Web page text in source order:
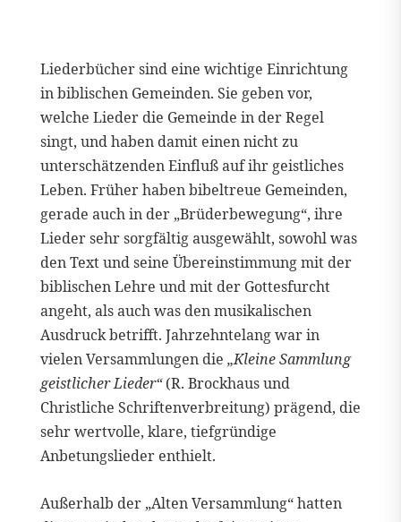
Liederbücher sind eine wichtige Einrichtung
in biblischen Gemeinden. Sie geben vor,
welche Lieder die Gemeinde in der Regel
singt, und haben damit einen nicht zu
unterschätzenden Einfluß auf ihr geistliches
Leben. Früher haben bibeltreue Gemeinden,
gerade auch in der „Brüderbewegung“, ihre
Lieder sehr sorgfältig ausgewählt, sowohl was
den Text und seine Übereinstimmung mit der
biblischen Lehre und mit der Gottesfurcht
angeht, als auch was den musikalischen
Ausdruck betrifft. Jahrzehntelang war in
vielen Versammlungen die „Kleine Sammlung
geistlicher Lieder“(R. Brockhaus und
Christliche Schriftenverbreitung) prägend, die
sehr wertvolle, klare, tiefgründige
Anbetungslieder enthielt.
Außerhalb der „Alten Versammlung“ hatten